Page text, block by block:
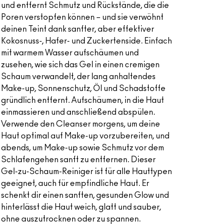
und entfernt Schmutz und Rückstände, die die
Poren verstopfen können – und sie verwöhnt
deinen Teint dank sanfter, aber effektiver
Kokosnuss-, Hafer- und Zuckertenside. Einfach
mit warmem Wasser aufschäumen und
zusehen, wie sich das Gel in einen cremigen
Schaum verwandelt, der lang anhaltendes
Make-up, Sonnenschutz, Öl und Schadstoffe
gründlich entfernt. Aufschäumen, in die Haut
einmassieren und anschließend abspülen.
Verwende den Cleanser morgens, um deine
Haut optimal auf Make-up vorzubereiten, und
abends, um Make-up sowie Schmutz vor dem
Schlafengehen sanft zu entfernen. Dieser
Gel-zu-Schaum-Reiniger ist für alle Hauttypen
geeignet, auch für empfindliche Haut. Er
schenkt dir einen sanften, gesunden Glow und
hinterlässt die Haut weich, glatt und sauber,
ohne auszutrocknen oder zu spannen.